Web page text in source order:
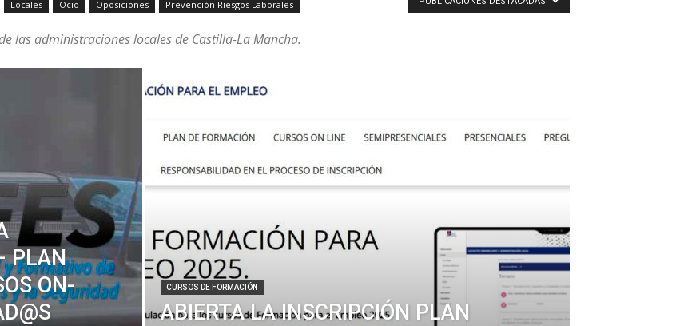
Locales Ocio Oposiciones Prevención Riesgos Laborales
las administraciones locales de Castilla-La Mancha.
PLAN
ON-
CURSOS DE FORMACIÓN
ABIERTA LA INSCRIPCIÓN PLAN